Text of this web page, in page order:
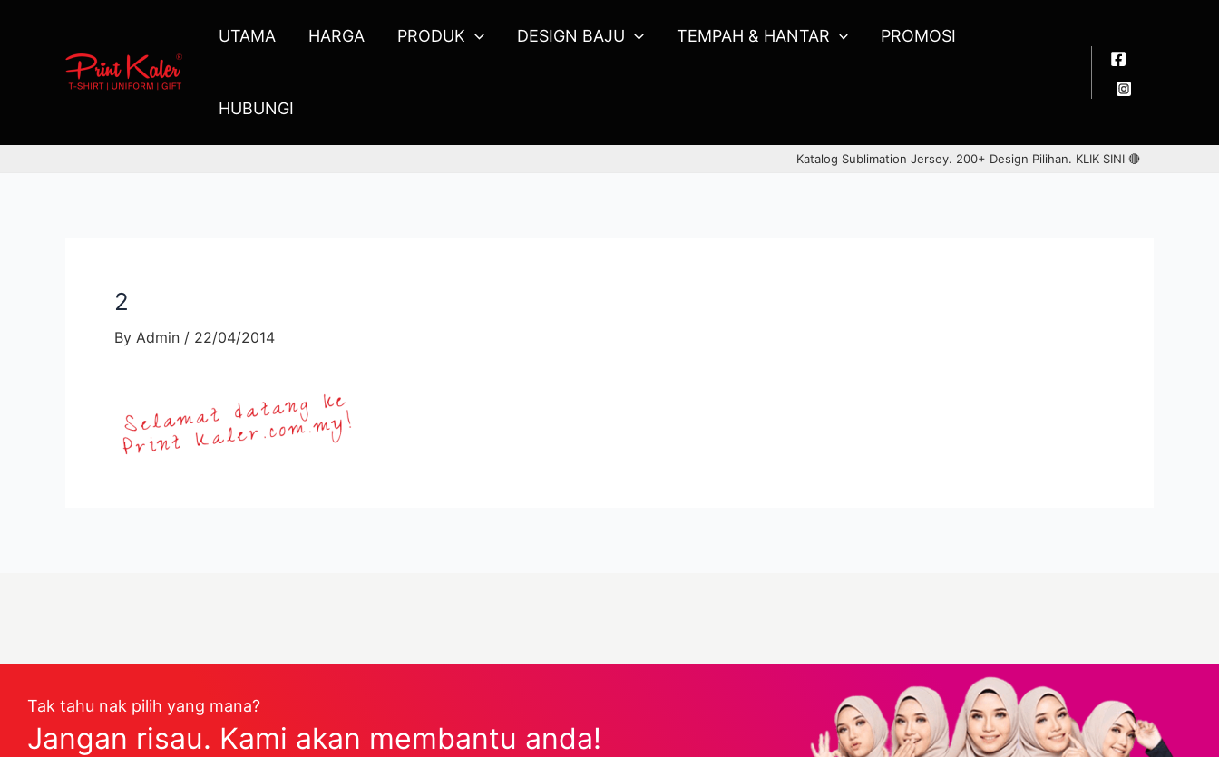
UTAMA HARGA PRODUK DESIGN BAJU TEMPAH & HANTAR PROMOSI
HUBUNGI
Katalog Sublimation Jersey. 200+ Design Pilihan. KLIK SINI 🔴
2
By Admin / 22/04/2014
Tak tahu nak pilih yang mana?
Jangan risau. Kami akan membantu anda!